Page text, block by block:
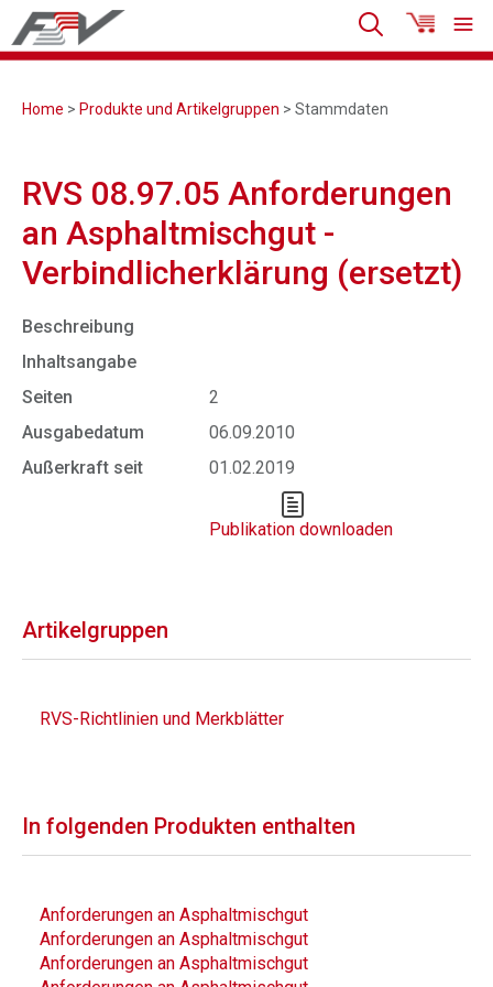
Home > Produkte und Artikelgruppen > Stammdaten
RVS 08.97.05 Anforderungen
an Asphaltmischgut -
Verbindlicherklärung (ersetzt)
Beschreibung
Inhaltsangabe
Seiten
2
Ausgabedatum
06.09.2010
Außerkraft seit
01.02.2019
Publikation downloaden
Artikelgruppen
RVS-Richtlinien und Merkblätter
In folgenden Produkten enthalten
Anforderungen an Asphaltmischgut
Anforderungen an Asphaltmischgut
Anforderungen an Asphaltmischgut